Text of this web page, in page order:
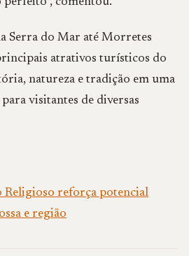
Serra do Mar até Morretes
atrativos turísticos do
natureza e tradição em uma
visitantes de diversas
reforça potencial
e região